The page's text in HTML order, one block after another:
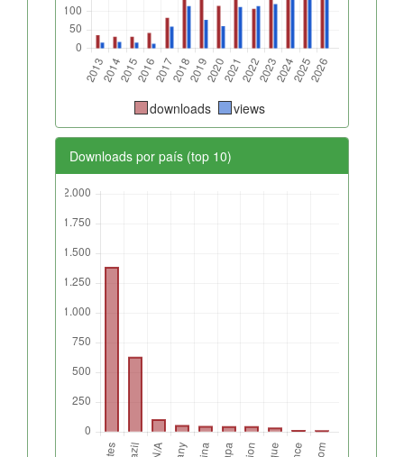
downloads views
Downloads por país (top 10)